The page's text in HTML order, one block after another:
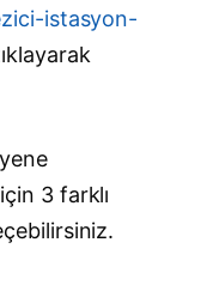
istasyon-
3 farklı